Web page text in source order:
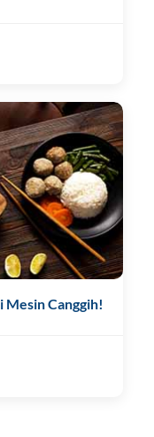
Mesin Canggih!